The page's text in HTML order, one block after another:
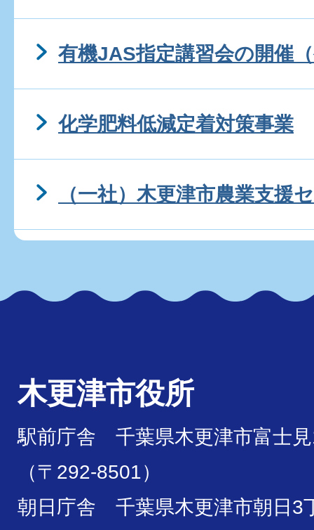
有機JAS指定講習会の開催
化学肥料低減定着対策事業
（一社）木更津市農業支援
木更津市役所
駅前庁舎 千葉県木更津市富士
（〒292-8501）
朝日庁舎 千葉県木更津市朝日3